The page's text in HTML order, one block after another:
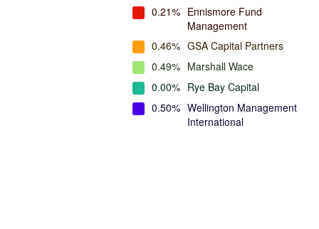
0.21% Ennismore Fund
Management
0.46% GSA Capital Partners
0.49% Marshall Wace
0.00% Rye Bay Capital
0.50% Wellington Management
International